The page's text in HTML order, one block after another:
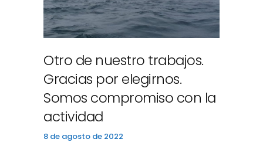
Otro de nuestro trabajos.
Gracias por elegirnos.
Somos compromiso con la
actividad
8 de agosto de 2022